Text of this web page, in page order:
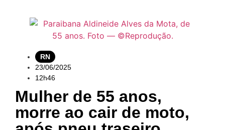
RN
23/06/2025
12h46
Mulher de 55 anos,
morre ao cair de moto,